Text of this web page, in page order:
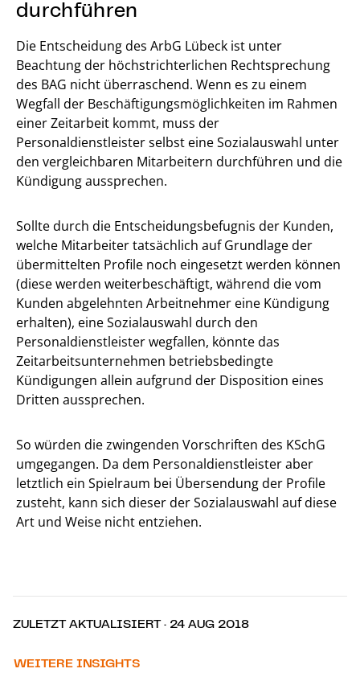
durchführen
Die Entscheidung des ArbG Lübeck ist unter
Beachtung der höchstrichterlichen Rechtsprechung
des BAG nicht überraschend. Wenn es zu einem
Wegfall der Beschäftigungsmöglichkeiten im Rahmen
einer Zeitarbeit kommt, muss der
Personaldienstleister selbst eine Sozialauswahl unter
den vergleichbaren Mitarbeitern durchführen und die
Kündigung aussprechen.
Sollte durch die Entscheidungsbefugnis der Kunden,
welche Mitarbeiter tatsächlich auf Grundlage der
übermittelten Profile noch eingesetzt werden können
(diese werden weiterbeschäftigt, während die vom
Kunden abgelehnten Arbeitnehmer eine Kündigung
erhalten), eine Sozialauswahl durch den
Personaldienstleister wegfallen, könnte das
Zeitarbeitsunternehmen betriebsbedingte
Kündigungen allein aufgrund der Disposition eines
Dritten aussprechen.
So würden die zwingenden Vorschriften des KSchG
umgegangen. Da dem Personaldienstleister aber
letztlich ein Spielraum bei Übersendung der Profile
zusteht, kann sich dieser der Sozialauswahl auf diese
Art und Weise nicht entziehen.
ZULETZT AKTUALISIERT · 24 AUG 2018
WEITERE INSIGHTS